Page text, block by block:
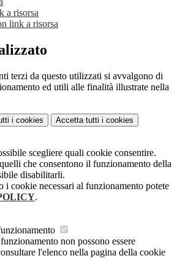
a risorsa
link a risorsa
terzi da questo utilizzati si avvalgono di
ed utili alle finalità illustrate nella
i cookies Accetta tutti i cookies
scegliere quali cookie consentire.
che consentono il funzionamento della
disabilitarli.
i cookie necessari al funzionamento potete
.
non possono essere
l'elenco nella pagina della cookie